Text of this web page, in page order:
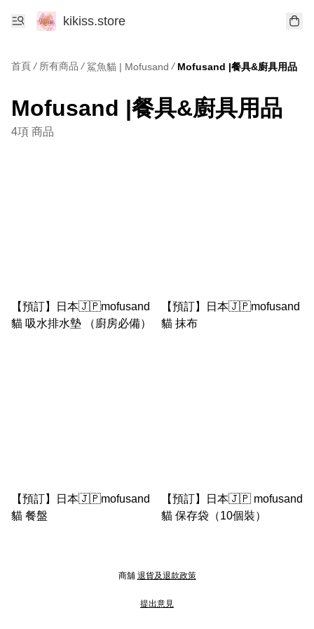
kikiss.store
首頁 / 所有商品 / 鯊魚貓 | Mofusand / Mofusand |餐具&廚具用品
Mofusand |餐具&廚具用品
4項 商品
【預訂】日本🇯🇵mofusand
貓 吸水排水墊 （廚房必備）
【預訂】日本🇯🇵mofusand
貓 抹布
【預訂】日本🇯🇵mofusand
貓 餐盤
【預訂】日本🇯🇵 mofusand
貓 保存袋（10個裝）
商舖 退貨及退款政策
提出意見